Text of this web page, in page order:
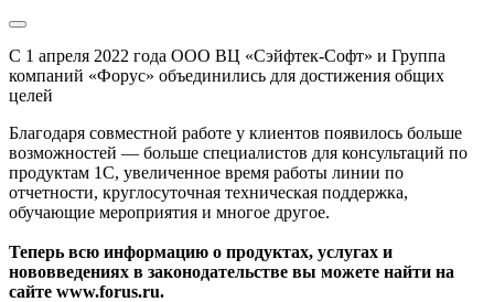
С 1 апреля 2022 года ООО ВЦ «Сэйфтек-Софт» и Группа
компаний «Форус» объединились для достижения общих
целей
Благодаря совместной работе у клиентов появилось больше
возможностей — больше специалистов для консультаций по
продуктам 1С, увеличенное время работы линии по
отчетности, круглосуточная техническая поддержка,
обучающие мероприятия и многое другое.
Теперь всю информацию о продуктах, услугах и
нововведениях в законодательстве вы можете найти на
сайте www.forus.ru.